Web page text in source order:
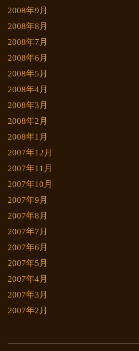
2008年9月
2008年8月
2008年7月
2008年6月
2008年5月
2008年4月
2008年3月
2008年2月
2008年1月
2007年12月
2007年11月
2007年10月
2007年9月
2007年8月
2007年7月
2007年6月
2007年5月
2007年4月
2007年3月
2007年2月